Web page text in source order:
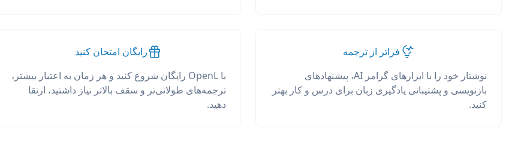
فراتر از ترجمه
نوشتار خود را با ابزارهای گرامر AI، پیشنهادهای
بازنویسی و پشتیبانی یادگیری زبان برای درس و کار بهتر
کنید.
رایگان امتحان کنید
با OpenL رایگان شروع کنید و هر زمان به اعتبار بیشتر،
ترجمه‌های طولانی‌تر و سقف بالاتر نیاز داشتید، ارتقا
دهید.